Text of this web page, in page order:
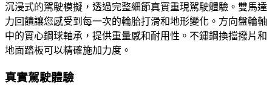
沉浸式的駕駛模擬，透過完整細節真實重現駕駛體驗。雙馬達
力回饋讓您感受到每一次的輪胎打滑和地形變化。方向盤輪軸
中的實心鋼球軸承，提供重量感和耐用性。不鏽鋼換擋撥片和
地面踏板可以精確施加力度。
真實駕駛體驗